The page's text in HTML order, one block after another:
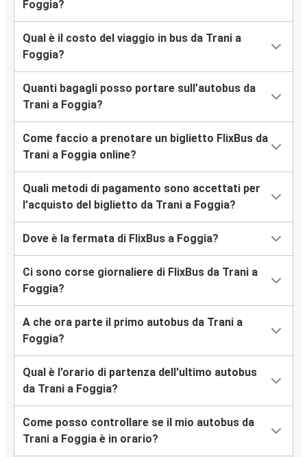
Foggia?
Qual è il costo del viaggio in bus da Trani a
Foggia?
Quanti bagagli posso portare sull’autobus da
Trani a Foggia?
Come faccio a prenotare un biglietto FlixBus da
Trani a Foggia online?
Quali metodi di pagamento sono accettati per
l’acquisto del biglietto da Trani a Foggia?
Dove è la fermata di FlixBus a Foggia?
Ci sono corse giornaliere di FlixBus da Trani a
Foggia?
A che ora parte il primo autobus da Trani a
Foggia?
Qual è l'orario di partenza dell'ultimo autobus
da Trani a Foggia?
Come posso controllare se il mio autobus da
Trani a Foggia è in orario?